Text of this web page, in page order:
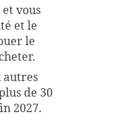
vous
et le
le
autres
de 30
2027.